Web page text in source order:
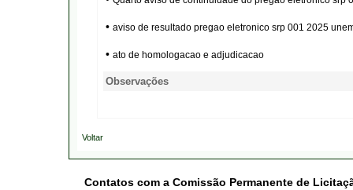
• aviso de resultado pregao eletronico srp 001 2025
• ato de homologacao e adjudicacao
Observações
Voltar
Contatos com a Comissão Permanente de